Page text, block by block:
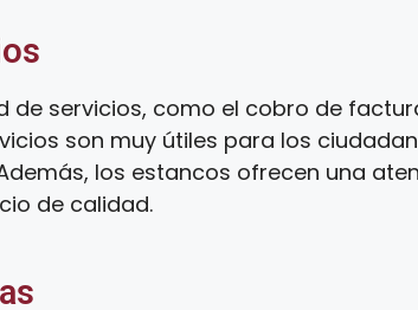
servicios, como el cobro de
son muy útiles para los
los estancos ofrecen una
de calidad.